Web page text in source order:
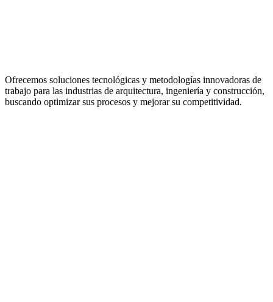
Ofrecemos soluciones tecnológicas y metodologías innovadoras de
trabajo para las industrias de arquitectura, ingeniería y construcción,
buscando optimizar sus procesos y mejorar su competitividad.